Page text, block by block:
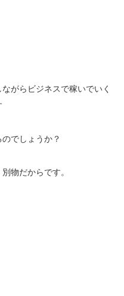
がらビジネスで稼いでいく
でしょうか？
物だからです。